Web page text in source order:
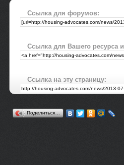
Ссылка для форумов:
Ссылка для Вашего ресурса
Ссылка на эту страницу:
Поделиться…